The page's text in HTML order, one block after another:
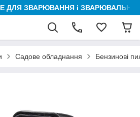
ДЛЯ ЗВАРЮВАННЯ і
Садове обладнання Бензинові